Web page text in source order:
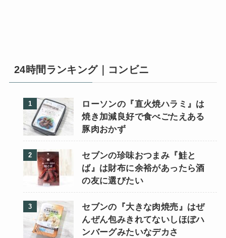
24時間ランキング｜コンビニ
ローソンの『直火焼ハラミ』は
焼き加減良好で食べごたえある
豚肉おかず
セブンの珍味おつまみ『鮭と
ば』は財布に余裕があったら酒
の友に選びたい
セブンの『大きな肉焼売』はぜ
んぜん包みきれてないしほぼハ
ンバーグみたいなデカさ